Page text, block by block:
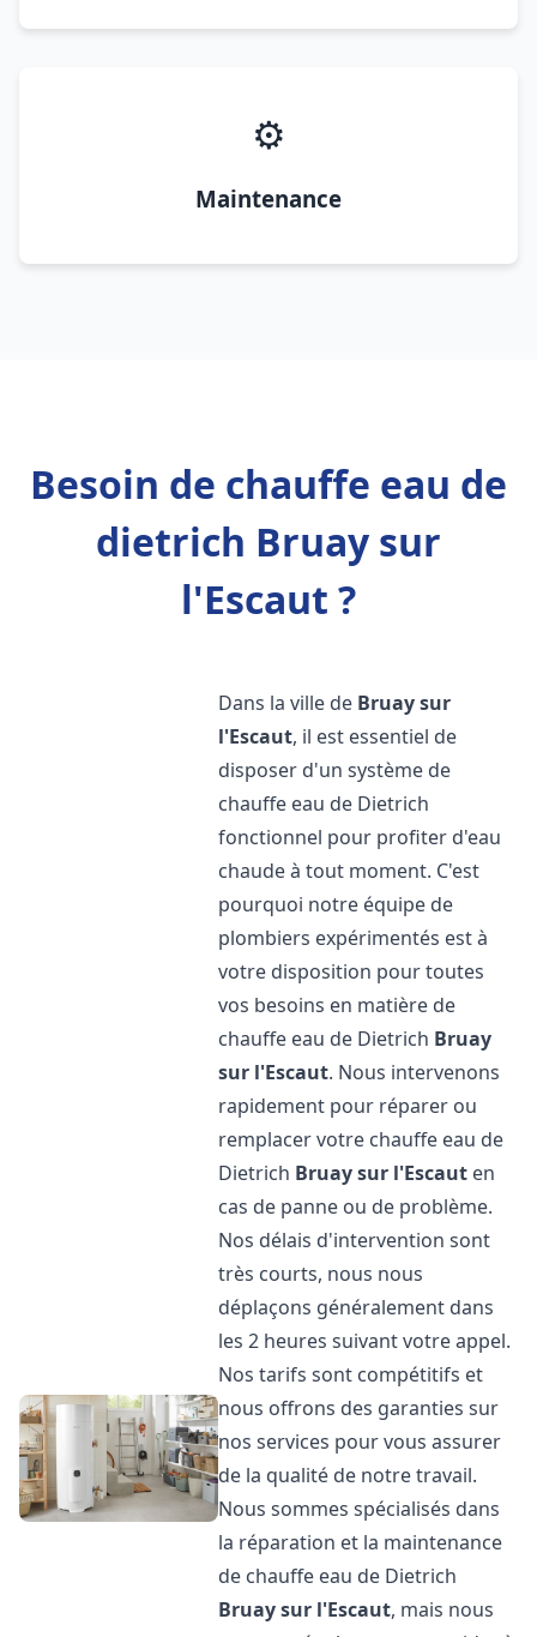
⚙️
Maintenance
Besoin de chauffe eau de
dietrich Bruay sur
l'Escaut ?
Dans la ville de Bruay sur
l'Escaut, il est essentiel de
disposer d'un système de
chauffe eau de Dietrich
fonctionnel pour profiter d'eau
chaude à tout moment. C'est
pourquoi notre équipe de
plombiers expérimentés est à
votre disposition pour toutes
vos besoins en matière de
chauffe eau de Dietrich Bruay
sur l'Escaut. Nous intervenons
rapidement pour réparer ou
remplacer votre chauffe eau de
Dietrich Bruay sur l'Escaut en
cas de panne ou de problème.
Nos délais d'intervention sont
très courts, nous nous
déplaçons généralement dans
les 2 heures suivant votre appel.
Nos tarifs sont compétitifs et
nous offrons des garanties sur
nos services pour vous assurer
de la qualité de notre travail.
Nous sommes spécialisés dans
la réparation et la maintenance
de chauffe eau de Dietrich
Bruay sur l'Escaut, mais nous